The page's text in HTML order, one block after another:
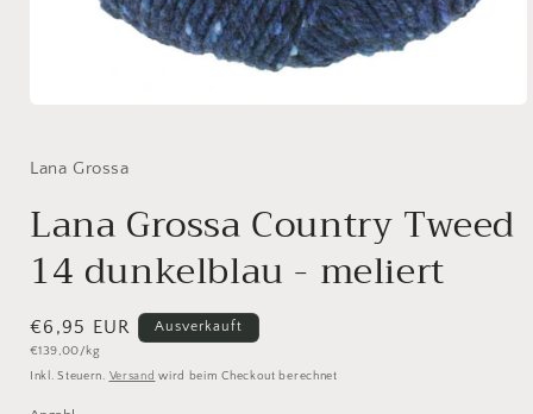
Modal
Lana Grossa
Lana Grossa Country Tweed
14 dunkelblau - meliert
Normaler
Preis
€6,95 EUR
Grundpreis
€139,00/kg
Ausverkauft
Inkl. Steuern. Versand wird beim Checkout berechnet